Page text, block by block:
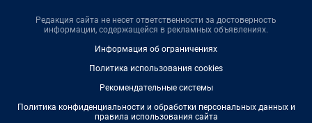
Редакция сайта не несет ответственности за достоверность
информации, содержащейся в рекламных объявлениях.
Информация об ограничениях
Политика использования cookies
Рекомендательные системы
Политика конфиденциальности и обработки персональных данных и
правила использования сайта